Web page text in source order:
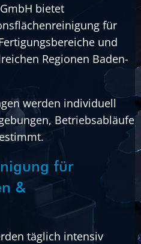
bietet
für
und
Regionen Baden-
werden individuell
Betriebsabläufe
für
&
täglich intensiv